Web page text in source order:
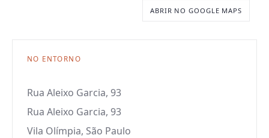
ABRIR NO GOOGLE MAPS
NO ENTORNO
Rua Aleixo Garcia, 93
Rua Aleixo Garcia, 93
Vila Olímpia, São Paulo